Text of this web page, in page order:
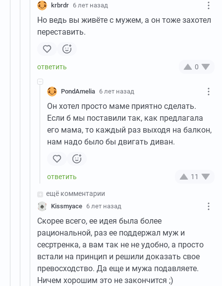
krbrdr 6 лет назад
Но ведь вы живёте с мужем, а он тоже захотел
переставить.
0
PondAmelia 6 лет назад
Он хотел просто маме приятно сделать.
Если б мы поставили так, как предлагала
его мама, то каждый раз выходя на балкон,
нам надо было бы двигать диван.
11
ещё комментарии
Kissmyace 6 лет назад
Скорее всего, ее идея была более
рациональной, раз ее поддержал муж и
сесртренка, а вам так не не удобно, а просто
встали на принцип и решили доказать свое
превосходство. Да еще и мужа подавляете.
Ничем хорошим это не закончится ;)